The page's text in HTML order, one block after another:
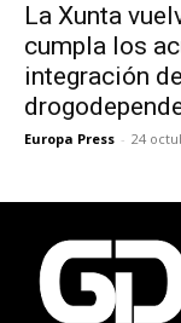
La Xunta
cumpla los
integración
Europa Press - 24